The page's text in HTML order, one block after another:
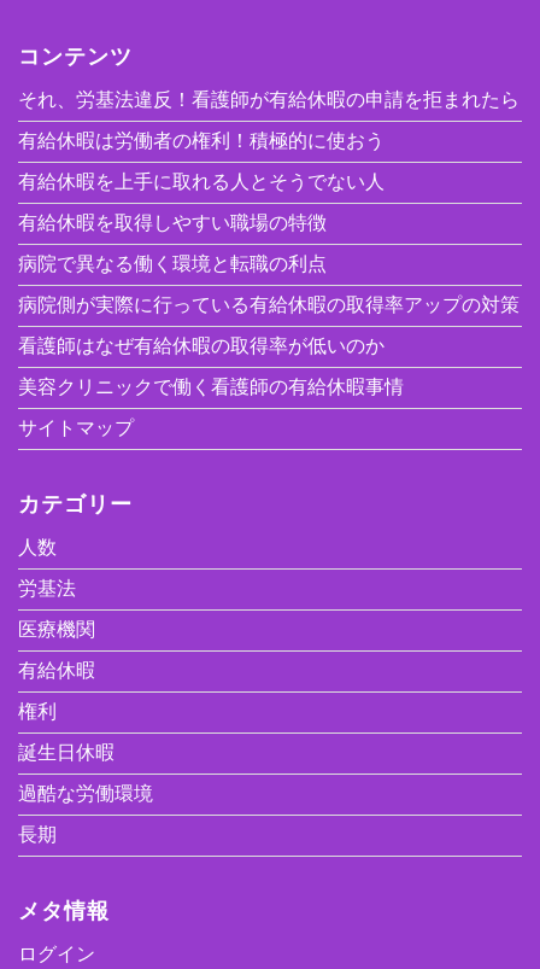
コンテンツ
それ、労基法違反！看護師が有給休暇の申請を拒まれたら
有給休暇は労働者の権利！積極的に使おう
有給休暇を上手に取れる人とそうでない人
有給休暇を取得しやすい職場の特徴
病院で異なる働く環境と転職の利点
病院側が実際に行っている有給休暇の取得率アップの対策
看護師はなぜ有給休暇の取得率が低いのか
美容クリニックで働く看護師の有給休暇事情
サイトマップ
カテゴリー
人数
労基法
医療機関
有給休暇
権利
誕生日休暇
過酷な労働環境
長期
メタ情報
ログイン